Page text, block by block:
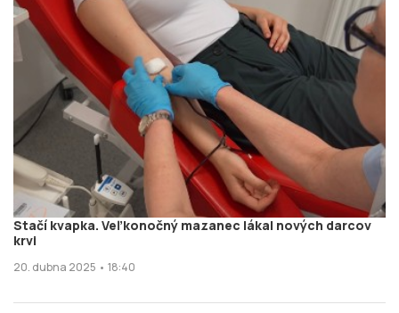
Stačí kvapka. Veľkonočný mazanec lákal nových darcov
krvi
20. dubna 2025 • 18:40